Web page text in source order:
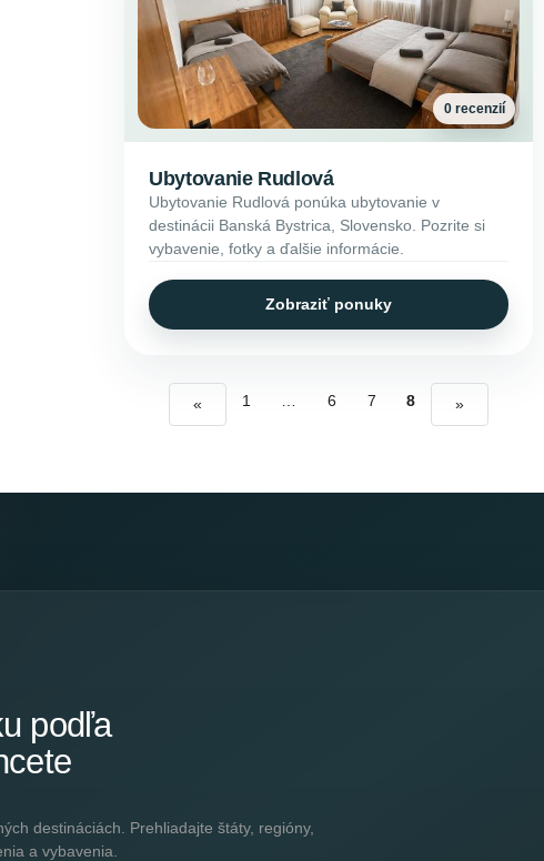
0 recenzií
Ubytovanie Rudlová
Ubytovanie Rudlová ponúka ubytovanie v
destinácii Banská Bystrica, Slovensko. Pozrite si
vybavenie, fotky a ďalšie informácie.
Zobraziť ponuky
« 1 6 7 8 »
podľa
destináciách. Prehliadajte štáty, regióny,
a vybavenia.